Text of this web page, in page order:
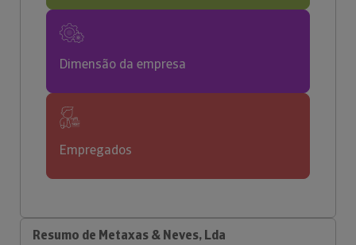
Dimensão da empresa
Empregados
Resumo de Metaxas & Neves, Lda